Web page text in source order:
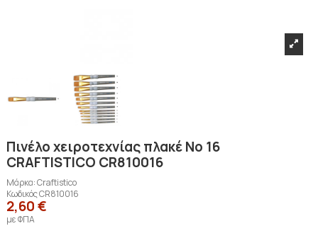
Πινέλο χειροτεχνίας πλακέ Νο 16
CRAFTISTICO CR810016
Μάρκα:Craftistico
ΚωδικόςCR810016
2,60 €
με ΦΠΑ